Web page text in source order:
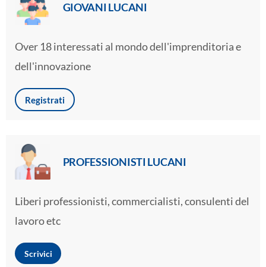
GIOVANI LUCANI
Over 18 interessati al mondo dell'imprenditoria e
dell'innovazione
Registrati
PROFESSIONISTI LUCANI
Liberi professionisti, commercialisti, consulenti del
lavoro etc
Scrivici